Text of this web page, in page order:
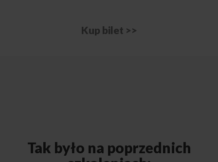
Tak było na poprzednich